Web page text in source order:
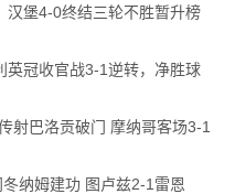
汉堡4-0终结三轮不胜暂升榜
英冠收官战3-1逆转，净胜球
射巴洛贡破门 摩纳哥客场3-1
纳姆建功 图卢兹2-1雷恩